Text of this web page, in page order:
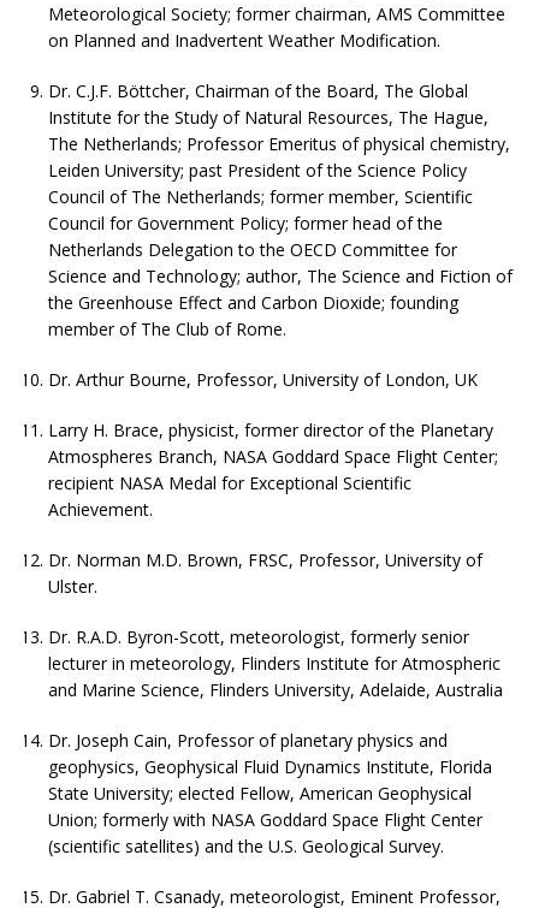
Meteorological Society; former chairman, AMS Committee
on Planned and Inadvertent Weather Modification.
Dr. C.J.F. Böttcher, Chairman of the Board, The Global
Institute for the Study of Natural Resources, The Hague,
The Netherlands; Professor Emeritus of physical chemistry,
Leiden University; past President of the Science Policy
Council of The Netherlands; former member, Scientific
Council for Government Policy; former head of the
Netherlands Delegation to the OECD Committee for
Science and Technology; author, The Science and Fiction of
the Greenhouse Effect and Carbon Dioxide; founding
member of The Club of Rome.
Dr. Arthur Bourne, Professor, University of London, UK
Larry H. Brace, physicist, former director of the Planetary
Atmospheres Branch, NASA Goddard Space Flight Center;
recipient NASA Medal for Exceptional Scientific
Achievement.
Dr. Norman M.D. Brown, FRSC, Professor, University of
Ulster.
Dr. R.A.D. Byron-Scott, meteorologist, formerly senior
lecturer in meteorology, Flinders Institute for Atmospheric
and Marine Science, Flinders University, Adelaide, Australia
Dr. Joseph Cain, Professor of planetary physics and
geophysics, Geophysical Fluid Dynamics Institute, Florida
State University; elected Fellow, American Geophysical
Union; formerly with NASA Goddard Space Flight Center
(scientific satellites) and the U.S. Geological Survey.
Dr. Gabriel T. Csanady, meteorologist, Eminent Professor,